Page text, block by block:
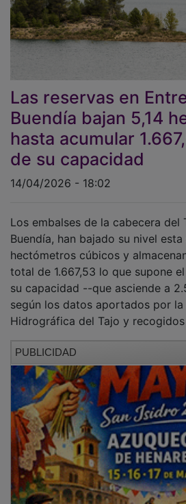
Las reservas en
Buendía bajan 5,14
hasta acumular
de su capacidad
14/04/2026 - 18:02
Buendía, han bajado su nivel esta
hectómetros cúbicos y
total de 1.667,53 lo que supone
su capacidad --que asciende a
según los datos aportados por
Hidrográfica del Tajo y recogidos